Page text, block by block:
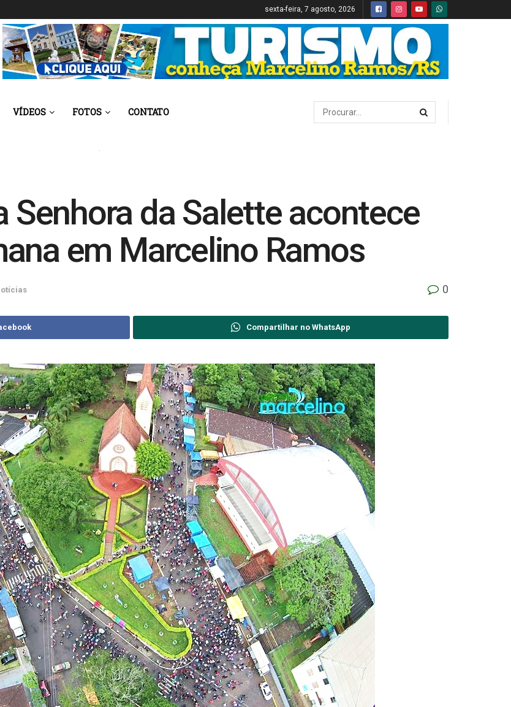
sexta-feira, 7 agosto, 2026
VÍDEOS FOTOS CONTATO
Senhora da Salette acontece
em Marcelino Ramos
0
Compartilhar no WhatsApp